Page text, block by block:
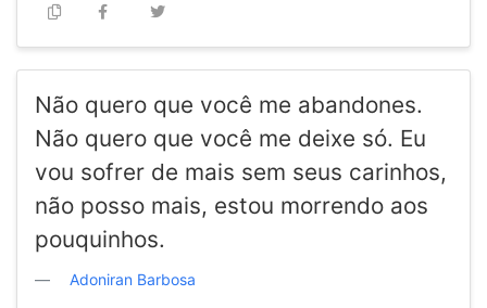
Não quero que você me abandones.
Não quero que você me deixe só. Eu
vou sofrer de mais sem seus carinhos,
não posso mais, estou morrendo aos
pouquinhos.
Adoniran Barbosa